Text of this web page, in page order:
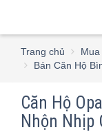
Trang chủ
Bán Căn Hộ
Căn Hộ
Nhộn Nhịp